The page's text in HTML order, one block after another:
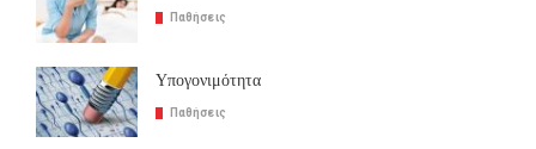
Παθήσεις
Υπογονιμότητα
Παθήσεις